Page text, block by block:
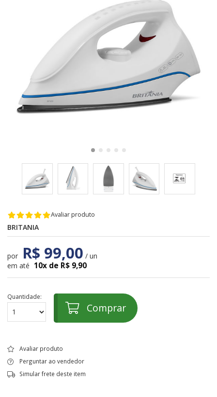
Avaliar produto
BRITANIA
por R$ 99,00 / un
em até 10x de R$ 9,90
Quantidade:
Comprar
Avaliar produto
Perguntar ao vendedor
Simular frete deste item